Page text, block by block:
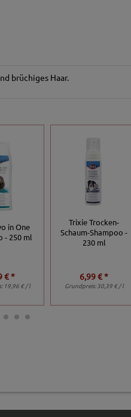
brüchiges Haar.
in One
- 250 ml
€ *
19,96 € / l
Trixie Trocken-
Schaum-Shampoo -
230 ml
6,99 € *
Grundpreis:30,39 € / l